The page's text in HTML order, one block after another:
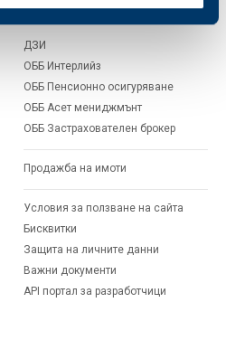
Групата на KBC
ДЗИ
ОББ Интерлийз
ОББ Пенсионно осигуряване
ОББ Асет мениджмънт
ОББ Застрахователен брокер
Продажба на имоти
Условия за ползване на сайта
Бисквитки
Защита на личните данни
Важни документи
API портал за разработчици